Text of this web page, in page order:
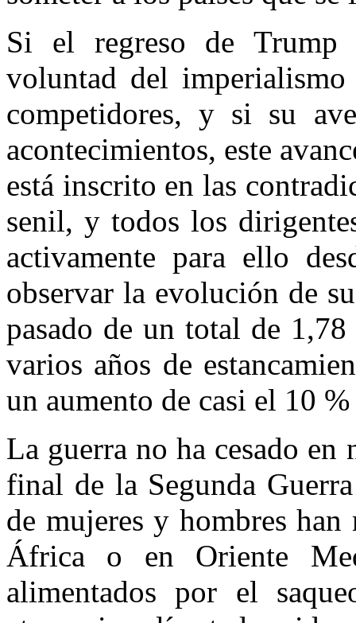
Si el regreso de Trump
voluntad del imperialismo
competidores, y si su
acontecimientos, este
está inscrito en las
senil, y todos los
activamente para ello
observar la evolución de
pasado de un total de
varios años de
un aumento de casi el 10
La guerra no ha cesado en
final de la Segunda
de mujeres y hombres
África o en Oriente
alimentados por el